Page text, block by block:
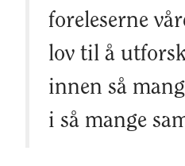
foreleserne
lov til å
innen så
i så mange